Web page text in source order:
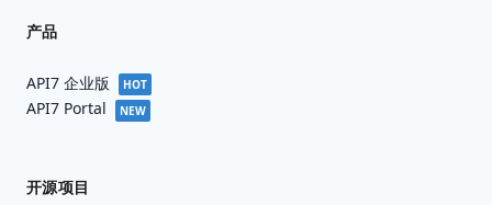
产品
API7 企业版 HOT
API7 Portal NEW
开源项目